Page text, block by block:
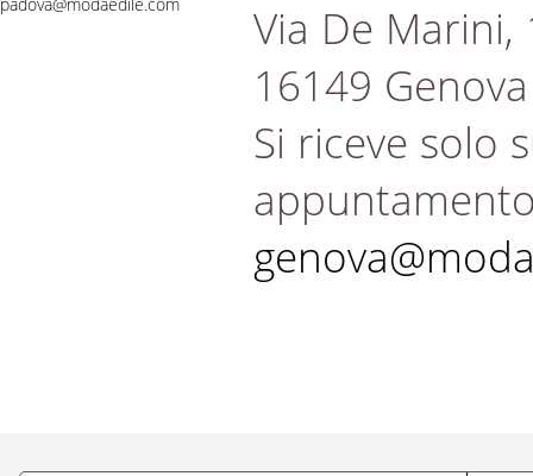
Via De Marini,
16149 Genova
Si riceve solo